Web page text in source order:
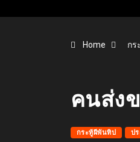
Home กร
คนส่ง
กระทู้ผีพันทิป ป